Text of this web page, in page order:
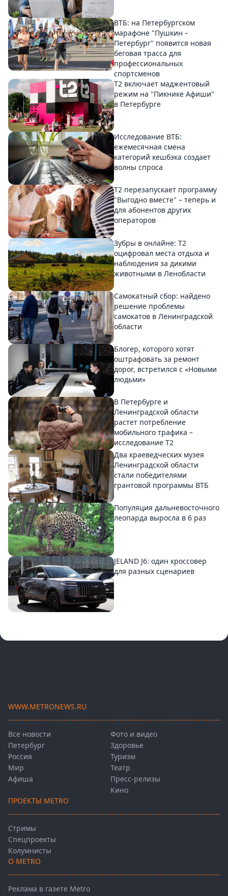
ВТБ: на Петербургском
марафоне "Пушкин –
Петербург" появится новая
беговая трасса для
профессиональных
спортсменов
Т2 включает маджентовый
режим на "Пикнике Афиши"
в Петербурге
Исследование ВТБ:
ежемесячная смена
категорий кешбэка создает
волны спроса
Т2 перезапускает программу
"Выгодно вместе" – теперь и
для абонентов других
операторов
Зубры в онлайне: Т2
оцифровал места отдыха и
наблюдения за дикими
животными в Ленобласти
Самокатный сбор: найдено
решение проблемы
самокатов в Ленинградской
области
Блогер, которого хотят
оштрафовать за ремонт
дорог, встретился с «Новыми
людьми»
В Петербурге и
Ленинградской области
растет потребление
мобильного трафика –
исследование T2
Два краеведческих музея
Ленинградской области
стали победителями
грантовой программы ВТБ
Популяция дальневосточного
леопарда выросла в 6 раз
JELAND J6: один кроссовер
для разных сценариев
WWW.METRONEWS.RU
Все новости
Петербург
Россия
Мир
Афиша
Фото и видео
Здоровье
Туризм
Театр
Пресс-релизы
Кино
ПРОЕКТЫ METRO
Стримы
Спецпроекты
Колумнисты
О METRO
Реклама в газете Metro